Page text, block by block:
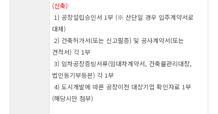
(신축)
1) 공장설립승인서 1부 (※산단일 경우 입주계약서로
대체)
2) 건축허가서(또는 신고필증) 및 공사계약서(또는
견적서) 각 1부
3) 임차공장증빙서류(임대차계약서, 건축물관리대장,
법인등기부등본) 각 1부
4) 도시개발에 따른 공장이전 대상기업 확인자료 1부
(해당시만 첨부)